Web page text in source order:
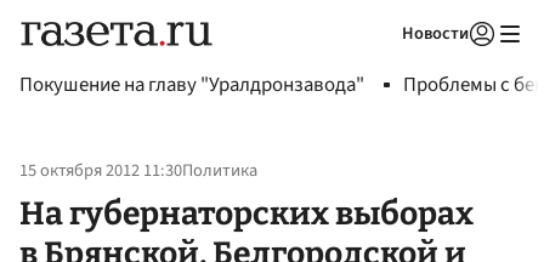
Новости
Покушение на главу "Уралдронзавода" Проблемы с
15 октября 2012 11:30Политика
На губернаторских выборах
в Брянской, Белгородской и